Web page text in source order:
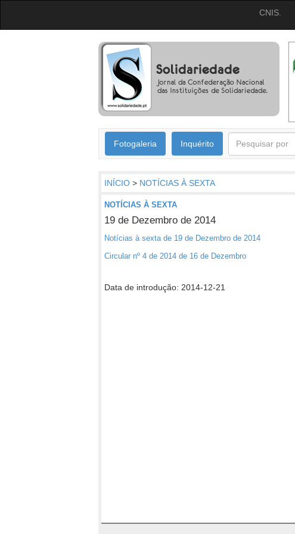
CNIS.
Fotogaleria Inquérito
INÍCIO > NOTÍCIAS À SEXTA
NOTÍCIAS À SEXTA
19 de Dezembro de 2014
Notícias à sexta de 19 de Dezembro de 2014
Circular nº 4 de 2014 de 16 de Dezembro
Data de introdução: 2014-12-21